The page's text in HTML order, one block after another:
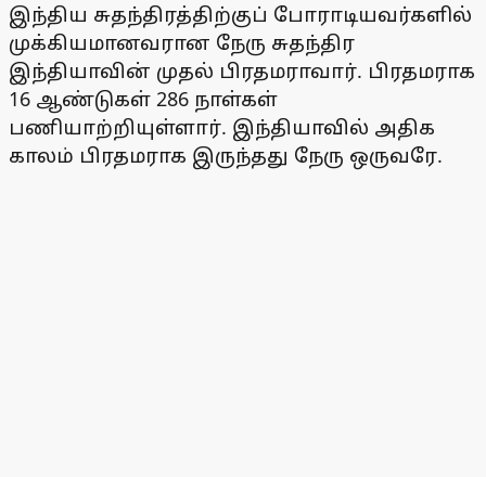
இந்திய சுதந்திரத்திற்குப் போராடியவர்களில்
முக்கியமானவரான நேரு சுதந்திர
இந்தியாவின் முதல் பிரதமராவார். பிரதமராக
16 ஆண்டுகள் 286 நாள்கள்
பணியாற்றியுள்ளார். இந்தியாவில் அதிக
காலம் பிரதமராக இருந்தது நேரு ஒருவரே.